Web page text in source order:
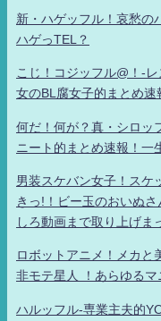
新・ハゲッフル！哀愁の
ハゲっTEL？
こじ！コジッフル@！-
女のBL腐女子的まとめ速
何だ！何が？真・シロ
ニート的まとめ速報！一
男装スケバン女子！スケ
きっ!！ビー玉のおいぬ
しろ動画まで取り上げま
ロボットアニメ！メカと
非モテ星人 ！あらゆる
ハルッフル-専業主夫的